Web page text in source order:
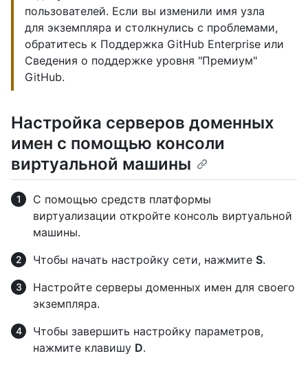
пользователей. Если вы изменили имя узла
для экземпляра и столкнулись с проблемами,
обратитесь к Поддержка GitHub Enterprise или
Сведения о поддержке уровня "Премиум"
GitHub.
Настройка серверов доменных
имен с помощью консоли
виртуальной машины
С помощью средств платформы
виртуализации откройте консоль виртуальной
машины.
Чтобы начать настройку сети, нажмите S.
Настройте серверы доменных имен для своего
экземпляра.
Чтобы завершить настройку параметров,
нажмите клавишу D.